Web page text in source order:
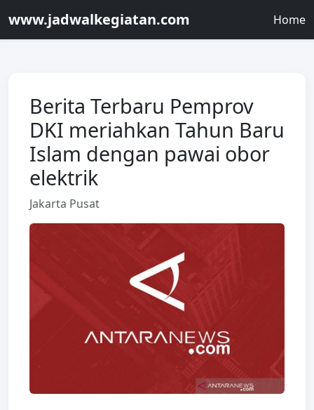
www.jadwalkegiatan.com Home
Berita Terbaru Pemprov
DKI meriahkan Tahun Baru
Islam dengan pawai obor
elektrik
Jakarta Pusat